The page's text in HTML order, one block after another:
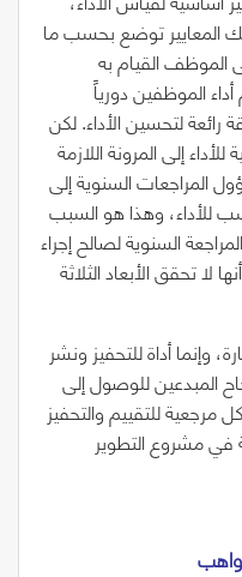
المعايير توضع بحسب ما
القيام به
الموظفين دورياً
رائعة لتحسين الأداء. لكن
إلى المرونة اللازمة
المراجعات السنوية إلى
للأداء، وهذا هو السبب
السنوية لصالح إجراء
لا تحقق الأبعاد الثلاثة
وإنما أداة للتحفيز ونشر
المبدعين للوصول إلى
للتقييم والتحفيز
مشروع التطوير